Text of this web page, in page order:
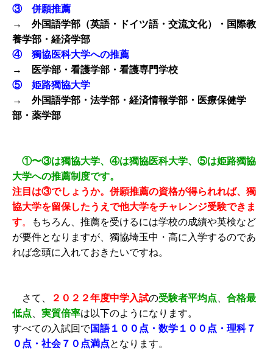
③ 併願推薦
→ 外国語学部（英語・ドイツ語・交流文化）・国際教
養学部・経済学部
④ 獨協医科大学への推薦
→ 医学部・看護学部・看護専門学校
⑤ 姫路獨協大学
→ 外国語学部・法学部・経済情報学部・医療保健学
部・薬学部
①〜③は獨協大学、④は獨協医科大学、⑤は姫路獨協
大学への推薦制度です。
注目は③でしょうか。併願推薦の資格が得られれば、獨
協大学を留保したうえで他大学をチャレンジ受験できま
す。
もちろん、推薦を受けるには学校の成績や英検など
が要件となりますが、獨協埼玉中・高に入学するのであ
れば念頭に入れておきたいですね。
さて、 ２０２２年度中学入試の受験者平均点
合格最
低点
実質倍率は以下のようになります。
すべての入試回で国語１００点・数学１００点・理科７
０点・社会７０点満点となります。